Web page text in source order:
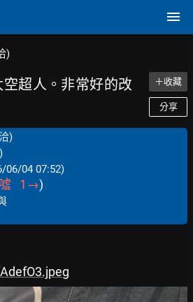
)
超人。非常好的改
＋收藏
分享
)
06/04 07:52)
噓 1 →)